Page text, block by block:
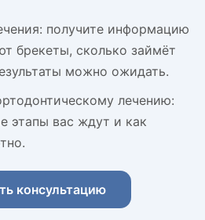
получите информацию
брекеты, сколько займёт
можно ожидать.
лечению:
этапы вас ждут и как
консультацию